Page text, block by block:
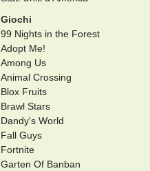
Giochi
99 Nights in the Forest
Adopt Me!
Among Us
Animal Crossing
Blox Fruits
Brawl Stars
Dandy's World
Fall Guys
Fortnite
Garten Of Banban